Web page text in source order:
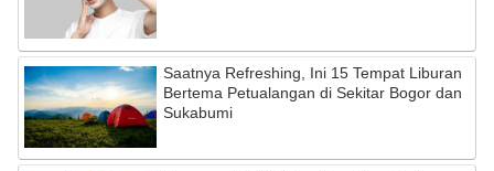
Saatnya Refreshing, Ini 15 Tempat Liburan
Bertema Petualangan di Sekitar Bogor dan
Sukabumi